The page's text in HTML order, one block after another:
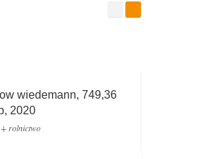
wiedemann, 749,36
2020
+ rolnictwo